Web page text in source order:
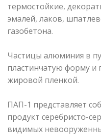
термостойкие,
эмалей, лаков,
газобетона.
Частицы алюминия в
пластинчатую форму и
жировой пленкой.
ПАП-1 представляет
продукт серебристо-
видимых